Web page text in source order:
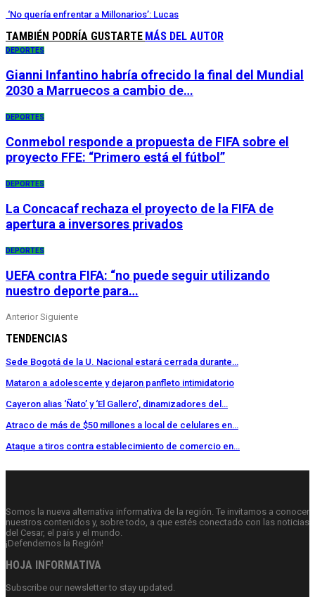
‘No quería enfrentar a Millonarios’: Lucas
TAMBIÉN PODRÍA GUSTARTE MÁS DEL AUTOR
DEPORTES
Gianni Infantino habría ofrecido la final del Mundial
2030 a Marruecos a cambio de…
DEPORTES
Conmebol responde a propuesta de FIFA sobre el
proyecto FFE: “Primero está el fútbol”
DEPORTES
La Concacaf rechaza el proyecto de la FIFA de
apertura a inversores privados
DEPORTES
UEFA contra FIFA: “no puede seguir utilizando
nuestro deporte para…
Anterior Siguiente
TENDENCIAS
Sede Bogotá de la U. Nacional estará cerrada durante…
Mataron a adolescente y dejaron panfleto intimidatorio
Cayeron alias ‘Ñato’ y ‘El Gallero’, dinamizadores del…
Atraco de más de $50 millones a local de celulares en…
Ataque a tiros contra establecimiento de comercio en…
Somos la nueva alternativa informativa de la región. Te invitamos a conocer
nuestros contenidos y, sobre todo, a que estés conectado con las noticias
del Cesar, el país y el mundo.
¡Defendemos la Región!
HOJA INFORMATIVA
Subscribe our newsletter to stay updated.